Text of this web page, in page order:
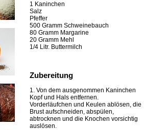
1 Kaninchen
Salz
Pfeffer
500 Gramm Schweinebauch
80 Gramm Margarine
20 Gramm Mehl
1/4 Litr. Buttermilch
Zubereitung
1. Von dem ausgenommen Kaninchen
Kopf und Hals entfernen.
Vorderläufchen und Keulen ablösen, die
Brust aufschneiden, abspülen,
abtrocknen und die Knochen vorsichtig
auslösen.